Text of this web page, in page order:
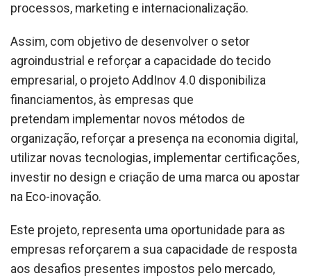
processos, marketing e internacionalização.
Assim, com objetivo de desenvolver o setor
agroindustrial e reforçar a capacidade do tecido
empresarial, o projeto AddInov 4.0 disponibiliza
financiamentos, às empresas que
pretendam implementar novos métodos de
organização, reforçar a presença na economia digital,
utilizar novas tecnologias, implementar certificações,
investir no design e criação de uma marca ou apostar
na Eco-inovação.
Este projeto, representa uma oportunidade para as
empresas reforçarem a sua capacidade de resposta
aos desafios presentes impostos pelo mercado,